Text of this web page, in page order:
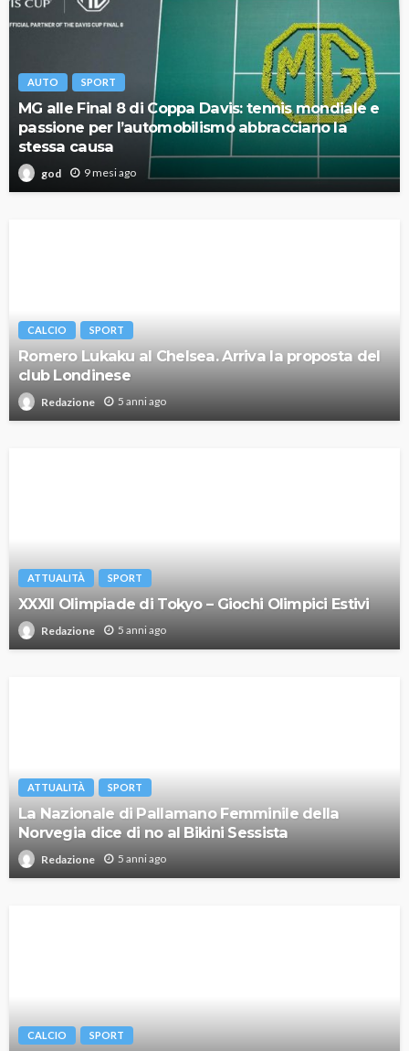
AUTO SPORT
MG alle Final 8 di Coppa Davis: tennis mondiale e
passione per l’automobilismo abbracciano la
stessa causa
god 9 mesi ago
CALCIO SPORT
Romero Lukaku al Chelsea. Arriva la proposta del
club Londinese
Redazione 5 anni ago
ATTUALITÀ SPORT
XXXII Olimpiade di Tokyo – Giochi Olimpici Estivi
Redazione 5 anni ago
ATTUALITÀ SPORT
La Nazionale di Pallamano Femminile della
Norvegia dice di no al Bikini Sessista
Redazione 5 anni ago
CALCIO SPORT